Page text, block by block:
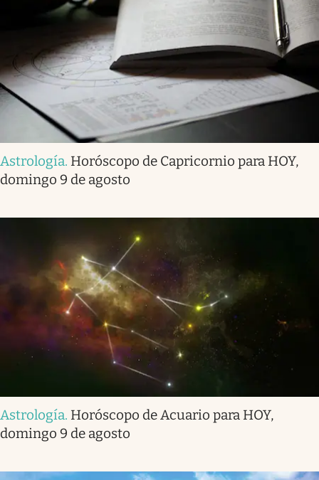
Astrología. Horóscopo de Capricornio para HOY,
domingo 9 de agosto
Astrología. Horóscopo de Acuario para HOY,
domingo 9 de agosto